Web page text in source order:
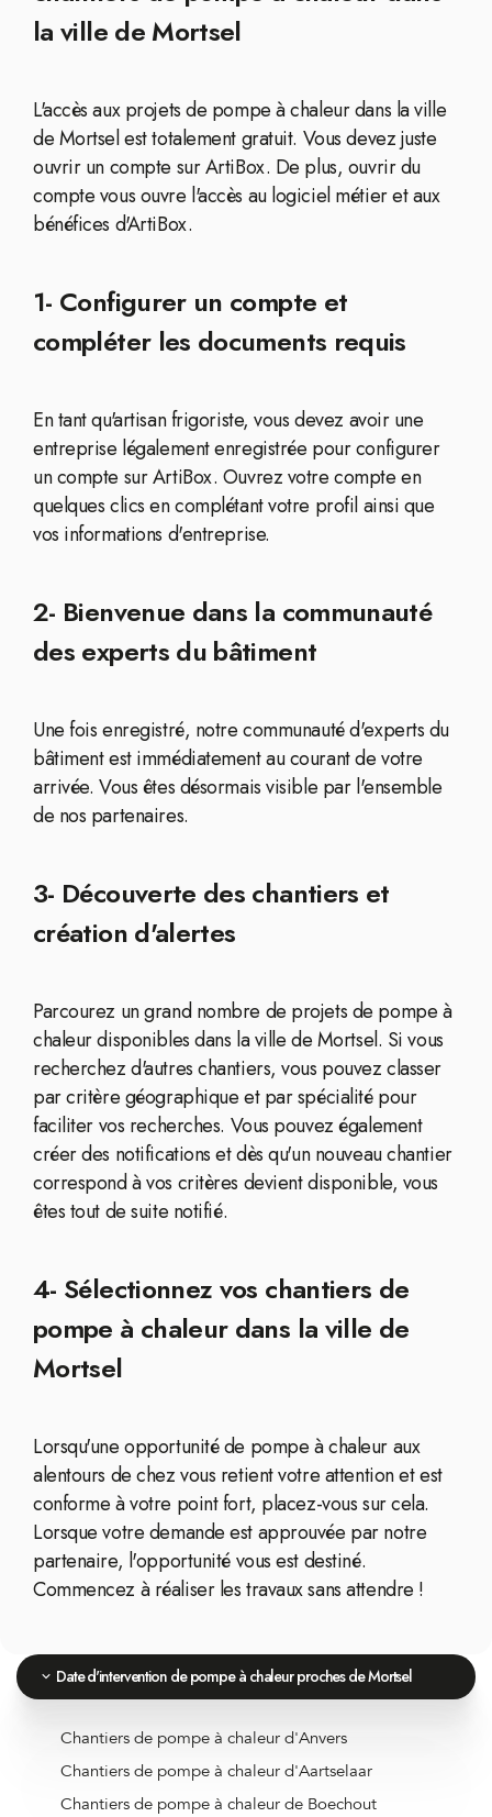
la ville de Mortsel
L'accès aux projets de pompe à chaleur dans la ville
de Mortsel est totalement gratuit. Vous devez juste
ouvrir un compte sur ArtiBox. De plus, ouvrir du
compte vous ouvre l'accès au logiciel métier et aux
bénéfices d'ArtiBox.
1- Configurer un compte et
compléter les documents requis
En tant qu'artisan frigoriste, vous devez avoir une
entreprise légalement enregistrée pour configurer
un compte sur ArtiBox. Ouvrez votre compte en
quelques clics en complétant votre profil ainsi que
vos informations d'entreprise.
2- Bienvenue dans la communauté
des experts du bâtiment
Une fois enregistré, notre communauté d'experts du
bâtiment est immédiatement au courant de votre
arrivée. Vous êtes désormais visible par l'ensemble
de nos partenaires.
3- Découverte des chantiers et
création d'alertes
Parcourez un grand nombre de projets de pompe à
chaleur disponibles dans la ville de Mortsel. Si vous
recherchez d'autres chantiers, vous pouvez classer
par critère géographique et par spécialité pour
faciliter vos recherches. Vous pouvez également
créer des notifications et dès qu'un nouveau chantier
correspond à vos critères devient disponible, vous
êtes tout de suite notifié.
4- Sélectionnez vos chantiers de
pompe à chaleur dans la ville de
Mortsel
Lorsqu'une opportunité de pompe à chaleur aux
alentours de chez vous retient votre attention et est
conforme à votre point fort, placez-vous sur cela.
Lorsque votre demande est approuvée par notre
partenaire, l'opportunité vous est destiné.
Commencez à réaliser les travaux sans attendre !
Date d'intervention de pompe à chaleur proches de Mortsel
Chantiers de pompe à chaleur d'Anvers
Chantiers de pompe à chaleur d'Aartselaar
Chantiers de pompe à chaleur de Boechout